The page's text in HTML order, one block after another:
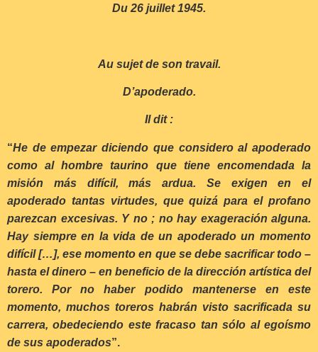
Du 26 juillet 1945.
Au sujet de son travail.
D’apoderado.
Il dit :
“He de empezar diciendo que considero al apoderado
como al hombre taurino que tiene encomendada la
misión más difícil, más ardua. Se exigen en el
apoderado tantas virtudes, que quizá para el profano
parezcan excesivas. Y no ; no hay exageración alguna.
Hay siempre en la vida de un apoderado un momento
difícil […], ese momento en que se debe sacrificar todo –
hasta el dinero – en beneficio de la dirección artística del
torero. Por no haber podido mantenerse en este
momento, muchos toreros habrán visto sacrificada su
carrera, obedeciendo este fracaso tan sólo al egoísmo
de sus apoderados”.